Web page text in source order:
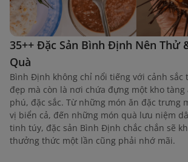
35++ Đặc Sản Bình Định Nên Thử
Quà
Bình Định không chỉ nổi tiếng với cảnh
đẹp mà còn là nơi chứa đựng một kho
phú, đặc sắc. Từ những món ăn đặc trưng
vị biển cả, đến những món quà lưu niệm
tinh túy, đặc sản Bình Định chắc chắn sẽ
thưởng thức một lần cũng phải nhớ mãi.